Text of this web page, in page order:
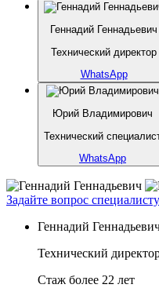
Геннадий Геннадьевич
Технический директор
WhatsApp
Юрий Владимирович
Технический
WhatsApp
Задайте вопрос специалисту
Геннадий
Технический
Стаж более 22 лет